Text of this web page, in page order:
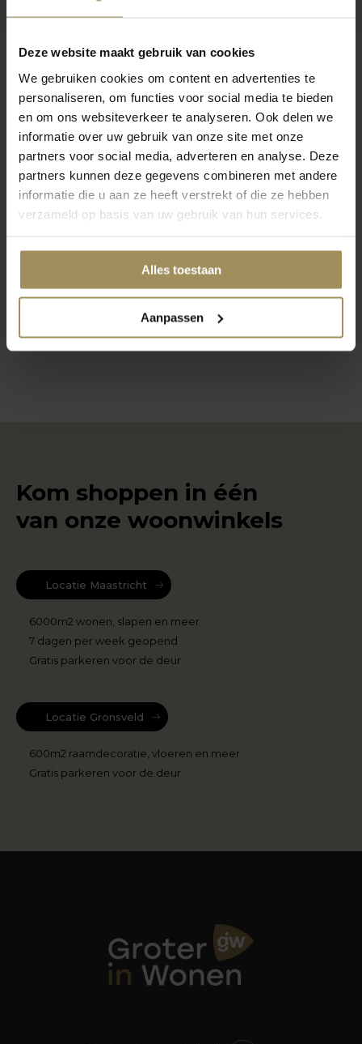
Deze website maakt gebruik van cookies
We gebruiken cookies om content en advertenties te
personaliseren, om functies voor social media te bieden
en om ons websiteverkeer te analyseren. Ook delen we
informatie over uw gebruik van onze site met onze
partners voor social media, adverteren en analyse. Deze
partners kunnen deze gegevens combineren met andere
informatie die u aan ze heeft verstrekt of die ze hebben
verzameld op basis van uw gebruik van hun services.
Alles toestaan
Aanpassen
Op zoek naar meer inspiratie?
1 2 4
Kom shoppen in één
van onze woonwinkels
Locatie Maastricht
6000m2 wonen, slapen en meer
7 dagen per week geopend
Gratis parkeren voor de deur
Locatie Gronsveld
600m2 raamdecoratie, vloeren en meer
Gratis parkeren voor de deur